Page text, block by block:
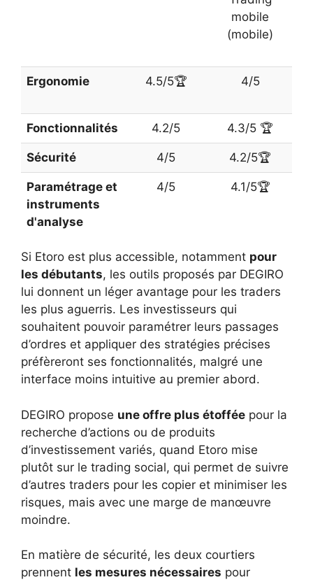
mobile
(mobile)
Ergonomie 4.5/5🏆 4/5
Fonctionnalités 4.2/5 4.3/5 🏆
Sécurité 4/5 4.2/5🏆
Paramétrage et
instruments
d'analyse
4/5 4.1/5🏆
Si Etoro est plus accessible, notamment pour
les débutants, les outils proposés par DEGIRO
lui donnent un léger avantage pour les traders
les plus aguerris. Les investisseurs qui
souhaitent pouvoir paramétrer leurs passages
d’ordres et appliquer des stratégies précises
préfèreront ses fonctionnalités, malgré une
interface moins intuitive au premier abord.
DEGIRO propose une offre plus étoffée pour la
recherche d’actions ou de produits
d’investissement variés, quand Etoro mise
plutôt sur le trading social, qui permet de suivre
d’autres traders pour les copier et minimiser les
risques, mais avec une marge de manœuvre
moindre.
En matière de sécurité, les deux courtiers
prennent les mesures nécessaires pour